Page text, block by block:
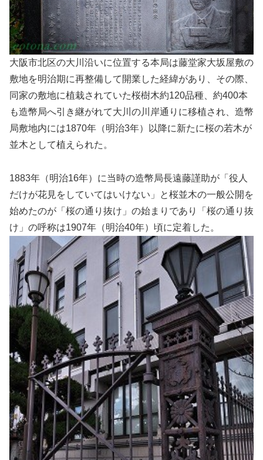
大阪市北区の大川沿いに位置する本局は藤堂家大坂屋敷の
敷地を明治期に再整備して開業した経緯があり、その際、
同家の敷地に植栽されていた桜樹木約120品種、約400本
も造幣局へ引き継がれて大川の川岸通りに移植され、造幣
局敷地内には1870年（明治3年）以降に新たに桜の若木が
並木として植えられた。
1883年（明治16年）に当時の造幣局長遠藤謹助が「役人
だけが花見をしていてはいけない」と桜並木の一般公開を
始めたのが「桜の通り抜け」の始まりであり「桜の通り抜
け」の呼称は1907年（明治40年）頃に定着した。